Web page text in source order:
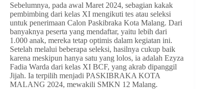
Sebelumnya, pada awal Maret 2024, sebagian kakak
pembimbing dari kelas XI mengikuti tes atau seleksi
untuk penerimaan Calon Paskibraka Kota Malang. Dari
banyaknya peserta yang mendaftar, yaitu lebih dari
1.000 anak, mereka tetap optimis dalam kegiatan ini.
Setelah melalui beberapa seleksi, hasilnya cukup baik
karena meskipun hanya satu yang lolos, ia adalah Ezyza
Fadia Warda dari kelas XI BCF, yang akrab dipanggil
Jijah. Ia terpilih menjadi PASKIBRAKA KOTA
MALANG 2024, mewakili SMKN 12 Malang.